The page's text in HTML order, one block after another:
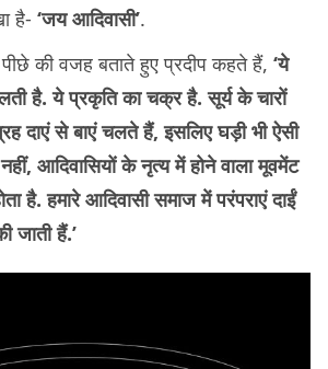
है- ‘जय आदिवासी’.
की वजह बताते हुए प्रदीप कहते हैं, ‘ये
है. ये प्रकृति का चक्र है. सूर्य के चारों
दाएं से बाएं चलते हैं,इसलिए घड़ी भी ऐसी
, आदिवासियों के नृत्य में होने वाला मूवमेंट
है. हमारे आदिवासी समाज में परंपराएं दाईं
जाती हैं.’